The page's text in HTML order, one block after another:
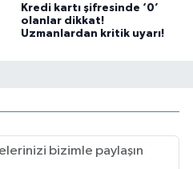
Kredi kartı şifresinde ‘0’
olanlar dikkat!
Uzmanlardan kritik uyarı!